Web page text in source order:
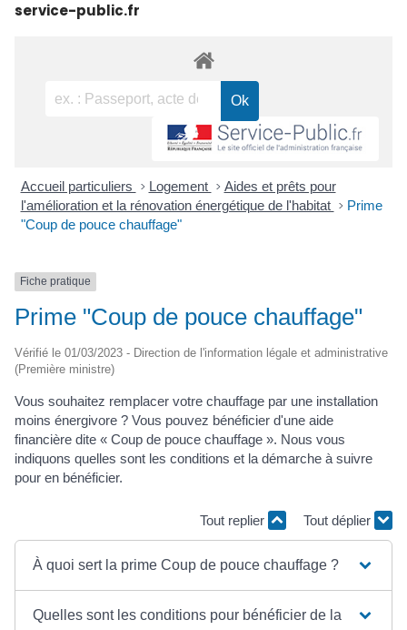
service-public.fr
Accueil particuliers > Logement > Aides et prêts pour
l'amélioration et la rénovation énergétique de l'habitat > Prime
"Coup de pouce chauffage"
Fiche pratique
Prime "Coup de pouce chauffage"
Vérifié le 01/03/2023 - Direction de l'information légale et administrative
(Première ministre)
Vous souhaitez remplacer votre chauffage par une installation
moins énergivore ? Vous pouvez bénéficier d'une aide
financière dite « Coup de pouce chauffage ». Nous vous
indiquons quelles sont les conditions et la démarche à suivre
pour en bénéficier.
Tout replier Tout déplier
À quoi sert la prime Coup de pouce chauffage ?
Quelles sont les conditions pour bénéficier de la